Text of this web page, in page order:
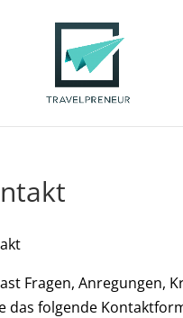
Fragen, Anregungen,
das folgende